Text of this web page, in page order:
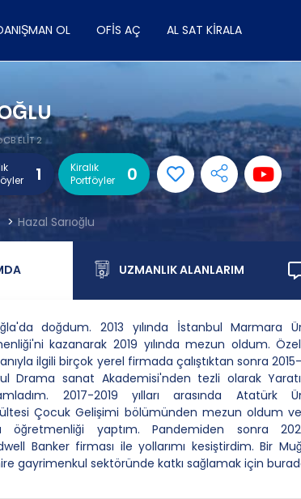
OL OFIS AÇ AL SAT KIRALA
ELİT 2
1
Kiralık
Portföyler
0
Hazal Sarıoğlu
UZMANLIK ALANLARIM
doğdum. 2013 yılında İstanbul Marmara
kazanarak 2019 yılında mezun oldum.
ilgili birçok yerel firmada çalıştıktan sonra 2015-
Drama sanat Akademisi'nden tezli olarak
2017-2019 yılları arasında Atatürk
Çocuk Gelişimi bölümünden mezun oldum
öğretmenliği yaptım. Pandemiden sonra
Banker firması ile yollarımı kesiştirdim. Bir
gayrimenkul sektöründe katkı sağlamak için